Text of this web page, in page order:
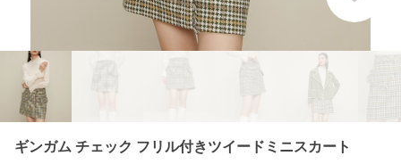
ギンガム チェック フリル付きツイードミニスカート